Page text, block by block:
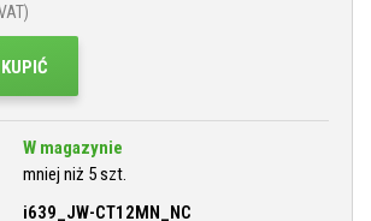
KUPIĆ
W magazynie
mniej niż 5 szt.
i639_JW-CT12MN_NC